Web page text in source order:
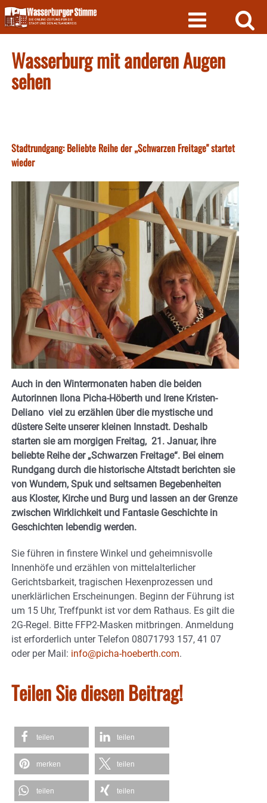
Skip
to
content
Wasserburg mit anderen Augen
sehen
Stadtrundgang: Beliebte Reihe der „Schwarzen Freitage" startet
wieder
Auch in den Wintermonaten haben die beiden
Autorinnen Ilona Picha-Höberth und Irene Kristen-
Deliano viel zu erzählen über die mystische und
düstere Seite unserer kleinen Innstadt. Deshalb
starten sie am morgigen Freitag, 21. Januar, ihre
beliebte Reihe der „Schwarzen Freitage“. Bei einem
Rundgang durch die historische Altstadt berichten sie
von Wundern, Spuk und seltsamen Begebenheiten
aus Kloster, Kirche und Burg und lassen an der Grenze
zwischen Wirklichkeit und Fantasie Geschichte in
Geschichten lebendig werden.
Sie führen in finstere Winkel und geheimnisvolle
Innenhöfe und erzählen von mittelalterlicher
Gerichtsbarkeit, tragischen Hexenprozessen und
unerklärlichen Erscheinungen. Beginn der Führung ist
um 15 Uhr, Treffpunkt ist vor dem Rathaus. Es gilt die
2G-Regel. Bitte FFP2-Masken mitbringen. Anmeldung
ist erforderlich unter Telefon 08071793 157, 41 07
oder per Mail: info@picha-hoeberth.com.
Teilen Sie diesen Beitrag!
teilen teilen
merken teilen
teilen teilen